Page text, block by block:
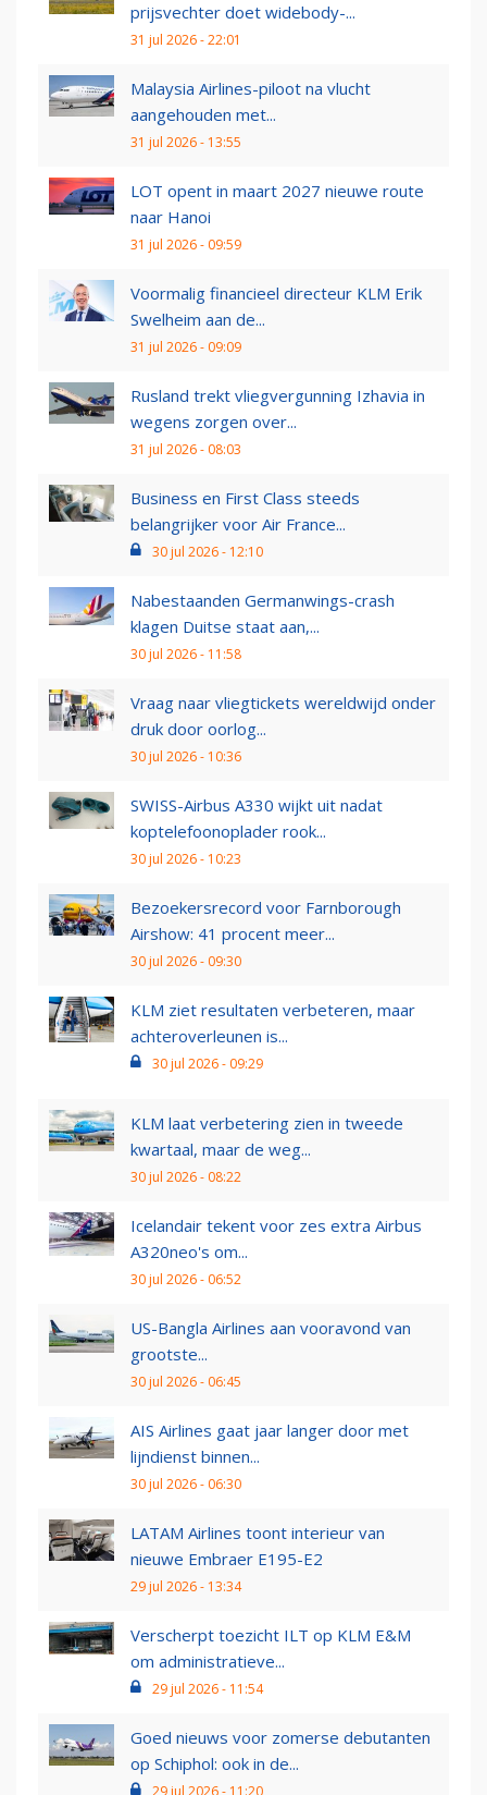
prijsvechter doet widebody-...
31 jul 2026 - 22:01
Malaysia Airlines-piloot na vlucht
aangehouden met...
31 jul 2026 - 13:55
LOT opent in maart 2027 nieuwe route
naar Hanoi
31 jul 2026 - 09:59
Voormalig financieel directeur KLM Erik
Swelheim aan de...
31 jul 2026 - 09:09
Rusland trekt vliegvergunning Izhavia in
wegens zorgen over...
31 jul 2026 - 08:03
Business en First Class steeds
belangrijker voor Air France...
30 jul 2026 - 12:10
Nabestaanden Germanwings-crash
klagen Duitse staat aan,...
30 jul 2026 - 11:58
Vraag naar vliegtickets wereldwijd onder
druk door oorlog...
30 jul 2026 - 10:36
SWISS-Airbus A330 wijkt uit nadat
koptelefoonoplader rook...
30 jul 2026 - 10:23
Bezoekersrecord voor Farnborough
Airshow: 41 procent meer...
30 jul 2026 - 09:30
KLM ziet resultaten verbeteren, maar
achteroverleunen is...
30 jul 2026 - 09:29
KLM laat verbetering zien in tweede
kwartaal, maar de weg...
30 jul 2026 - 08:22
Icelandair tekent voor zes extra Airbus
A320neo's om...
30 jul 2026 - 06:52
US-Bangla Airlines aan vooravond van
grootste...
30 jul 2026 - 06:45
AIS Airlines gaat jaar langer door met
lijndienst binnen...
30 jul 2026 - 06:30
LATAM Airlines toont interieur van
nieuwe Embraer E195-E2
29 jul 2026 - 13:34
Verscherpt toezicht ILT op KLM E&M
om administratieve...
29 jul 2026 - 11:54
Goed nieuws voor zomerse debutanten
op Schiphol: ook in de...